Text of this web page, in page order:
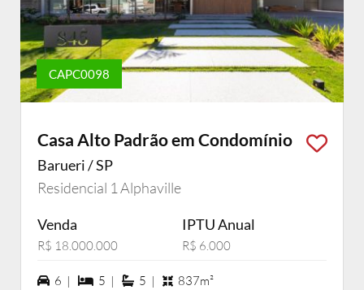
CAPC0098
Casa Alto Padrão em Condomínio
Barueri / SP
Residencial 1 Alphaville
Venda
R$ 18.000.000
IPTU Anual
R$ 6.000
6 vagas na garagem
6 | 5 dormiórios
5 | 5 suítes
5 | 837m²